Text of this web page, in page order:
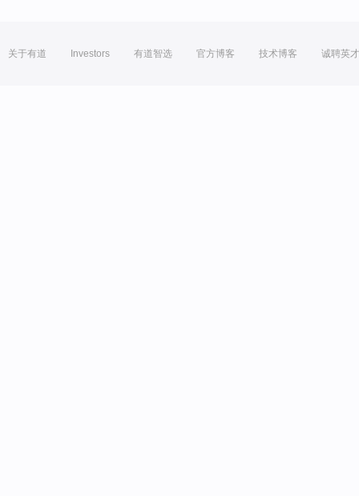
关于有道 Investors 有道智选 官方博客 技术博客 诚聘英才